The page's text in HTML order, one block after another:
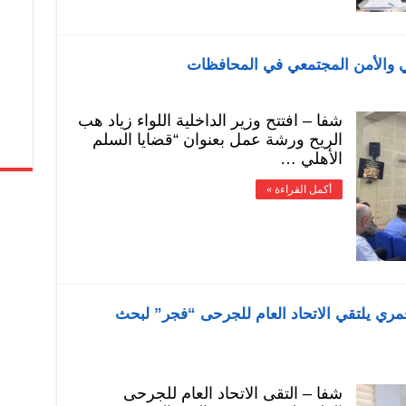
والأمن المجتمعي في المحافظات
شفا – افتتح وزير الداخلية اللواء زياد هب
الريح ورشة عمل بعنوان “قضايا السلم
الأهلي …
أكمل القراءة »
يلتقي الاتحاد العام للجرحى “فجر” لبحث
شفا – التقى الاتحاد العام للجرحى